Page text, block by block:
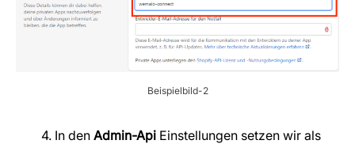
Beispielbild-2
4. In den Admin-Api Einstellungen setzen wir als